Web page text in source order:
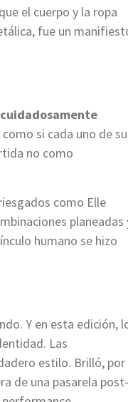
el cuerpo y la ropa
fue un
si cada uno de
no como
como Elle
planeadas
humano se hizo
Y en esta edición,
Las
estilo. Brilló, por
de una pasarela post-